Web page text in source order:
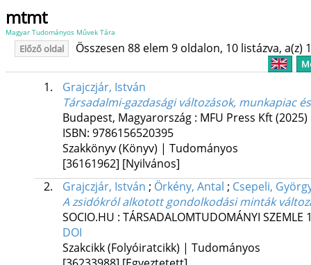
mtmt
Magyar Tudományos Művek Tára
Előző oldal Összesen 88 elem 9 oldalon, 10 listázva, a(z)
1.
Grajczjár, István
Társadalmi-gazdasági változások, munkapiac
Budapest, Magyarország : MFU Press Kft(2025)
ISBN: 9786156520395
Szakkönyv (Könyv) | Tudományos
[36161962] [Nyilvános]
2.
Grajczjár, István ; Örkény, Antal ; Csepeli,
A zsidókról alkotott gondolkodási minták
SOCIO.HU : TÁRSADALOMTUDOMÁNYI SZEMLE
DOI
Szakcikk (Folyóiratcikk) | Tudományos